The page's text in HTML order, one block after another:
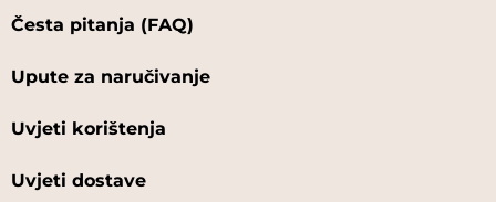
Česta pitanja (FAQ)
Upute za naručivanje
Uvjeti korištenja
Uvjeti dostave